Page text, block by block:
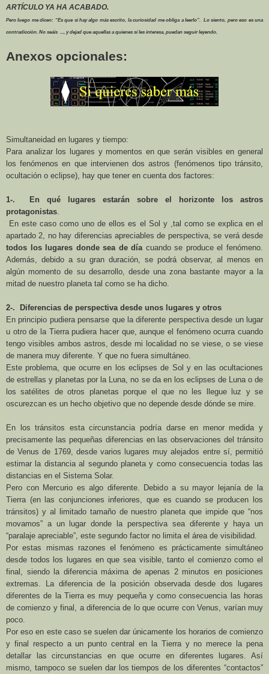
ARTÍCULO YA HA ACABADO.
Pero luego me dicen: “Es que si hay algo más escrito, la curiosidad me obliga a leerlo”. Lo siento, pero eso es una
contradicción. No seáis ..., y dejad que aquellas a quienes sí les interesa, puedan seguir leyendo.
Anexos opcionales:
Simultaneidad en lugares y tiempo:
Para analizar los lugares y momentos en que serán visibles en general
los fenómenos en que intervienen dos astros (fenómenos tipo tránsito,
ocultación o eclipse), hay que tener en cuenta dos factores:
1-. En qué lugares estarán sobre el horizonte los astros
protagonistas
En este caso como uno de ellos es el Sol y ,tal como se explica en el
apartado 2, no hay diferencias apreciables de perspectiva, se verá desde
todos los lugares donde sea de día cuando se produce el fenómeno.
Además, debido a su gran duración, se podrá observar, al menos en
algún momento de su desarrollo, desde una zona bastante mayor a la
mitad de nuestro planeta tal como se ha dicho.
2-. Diferencias de perspectiva desde unos lugares y otros
En principio pudiera pensarse que la diferente perspectiva desde un lugar
u otro de la Tierrapudiera hacer que, aunque el fenómeno ocurra cuando
tengo visibles ambos astros, desde mi localidad no se viese, o se viese
de manera muy diferente. Y que no fuera simultáneo.
Este problema, que ocurre en los eclipses de Sol y en las ocultaciones
de estrellas y planetas por la Luna , no se da en los eclipses de Luna o de
los satélites de otros planetas porque el que no les llegue luz y se
oscurezcan es un hecho objetivo que no depende desde dónde se mire.
En los tránsitos esta circunstancia podría darse en menor medida y
precisamente las pequeñas diferencias en las observaciones del tránsito
de Venus de 1769, desde varios lugares muy alejados entre sí, permitió
estimar la distancia al segundo planeta y como consecuencia todas las
distancias en el Sistema Solar.
Pero con Mercurio es algo diferente. Debido a su mayor lejanía de la
Tierra (en las conjunciones inferiores, que es cuando se producen los
tránsitos) y al limitado tamaño de nuestro planeta que impide que “nos
movamos” a un lugar donde la perspectiva sea diferente y haya un
“paralaje apreciable”, este segundo factor no limita el área de visibilidad.
Por estas mismas razones el fenómeno es prácticamente simultáneo
desde todos los lugares en que sea visible, tanto el comienzo como el
final, siendo la diferencia máxima de apenas 2 minutos en posiciones
extremas. La diferencia de la posición observada desde dos lugares
diferentes de la Tierraes muy pequeña y como consecuencia las horas
de comienzo y final, a diferencia de lo que ocurre con Venus, varían muy
poco.
Por eso en este caso se suelen dar únicamente los horarios de comienzo
y final respecto a un punto central en la Tierray no merece la pena
detallar las circunstancias en que ocurre en diferentes lugares. Así
mismo, tampoco se suelen dar los tiempos de los diferentes “contactos”